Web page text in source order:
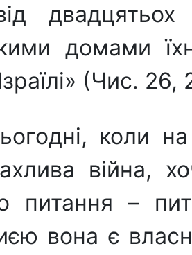
від
домами
(Чис. 26,
коли на
війна,
питання –
вона є